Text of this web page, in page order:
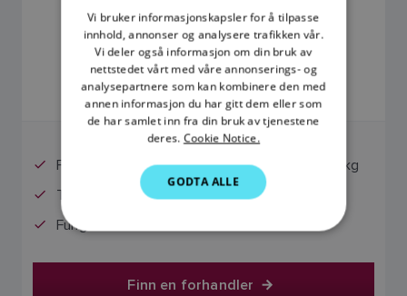
kr 29 890,00
Prisen inkluderer merverdiavgift
For båter med deplasement på opptil 11 000 kg
Til 12-volts DC-systemer
Fungerer med ACU-200
Finn en forhandler
DANISH
ITALIAN
SWEDISH
GERMAN
SPANISH
Vi bruker informasjonskapsler for å tilpasse
innhold, annonser og analysere trafikken vår.
Vi deler også informasjon om din bruk av
nettstedet vårt med våre annonserings- og
analysepartnere som kan kombinere den med
annen informasjon du har gitt dem eller som
de har samlet inn fra din bruk av tjenestene
deres. Cookie Notice.
GODTA ALLE